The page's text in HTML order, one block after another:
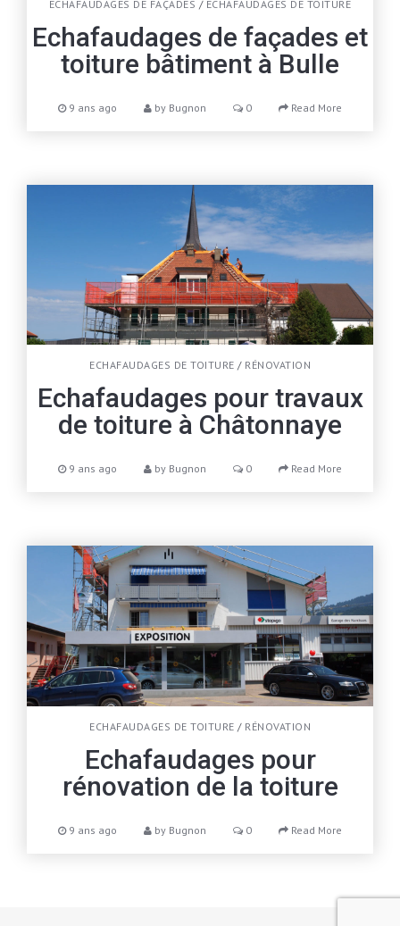
ECHAFAUDAGES DE FAÇADES / ECHAFAUDAGES DE TOITURE
Echafaudages de façades et
toiture bâtiment à Bulle
9 ans ago by Bugnon 0 Read More
ECHAFAUDAGES DE TOITURE / RÉNOVATION
Echafaudages pour travaux
de toiture à Châtonnaye
9 ans ago by Bugnon 0 Read More
ECHAFAUDAGES DE TOITURE / RÉNOVATION
Echafaudages pour
rénovation de la toiture
9 ans ago by Bugnon 0 Read More